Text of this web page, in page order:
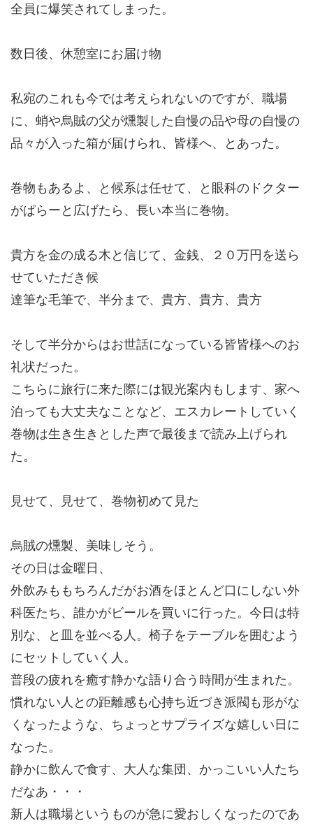
全員に爆笑されてしまった。
数日後、休憩室にお届け物
私宛のこれも今では考えられないのですが、職場
に、蛸や烏賊の父が燻製した自慢の品や母の自慢の
品々が入った箱が届けられ、皆様へ、とあった。
巻物もあるよ、と候系は任せて、と眼科のドクター
がぱらーと広げたら、長い本当に巻物。
貴方を金の成る木と信じて、金銭、２０万円を送ら
せていただき候
達筆な毛筆で、半分まで、貴方、貴方、貴方
そして半分からはお世話になっている皆皆様へのお
礼状だった。
こちらに旅行に来た際には観光案内もします、家へ
泊っても大丈夫なことなど、エスカレートしていく
巻物は生き生きとした声で最後まで読み上げられ
た。
見せて、見せて、巻物初めて見た
烏賊の燻製、美味しそう。
その日は金曜日、
外飲みももちろんだがお酒をほとんど口にしない外
科医たち、誰かがビールを買いに行った。今日は特
別な、と皿を並べる人。椅子をテーブルを囲むよう
にセットしていく人。
普段の疲れを癒す静かな語り合う時間が生まれた。
慣れない人との距離感も心持ち近づき派閥も形がな
くなったような、ちょっとサプライズな嬉しい日に
なった。
静かに飲んで食す、大人な集団、かっこいい人たち
だなあ・・・
新人は職場というものが急に愛おしくなったのであ